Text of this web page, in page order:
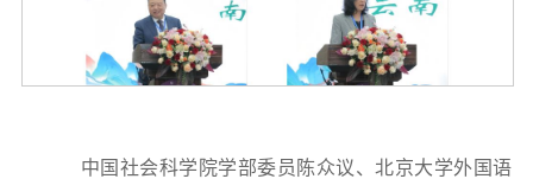
中国社会科学院学部委员陈众议、北京大学外国语